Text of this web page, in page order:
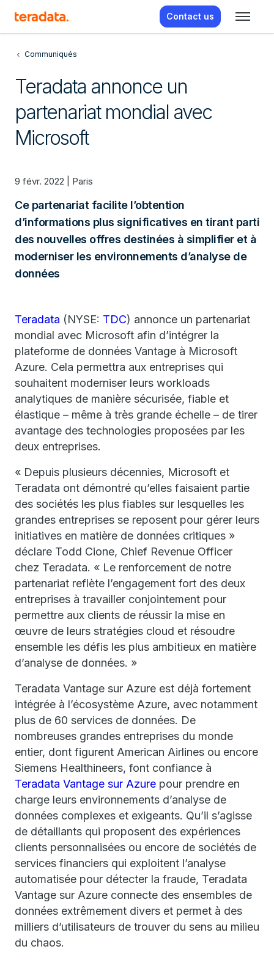
Contact us
Communiqués
Teradata annonce un
partenariat mondial avec
Microsoft
9 févr. 2022 | Paris
Ce partenariat facilite l’obtention
d’informations plus significatives en tirant parti
des nouvelles offres destinées à simplifier et à
moderniser les environnements d’analyse de
données
Teradata (NYSE: TDC) annonce un partenariat
mondial avec Microsoft afin d’intégrer la
plateforme de données Vantage à Microsoft
Azure. Cela permettra aux entreprises qui
souhaitent moderniser leurs workloads
analytiques de manière sécurisée, fiable et
élastique – même à très grande échelle – de tirer
avantage des technologies proposées par les
deux entreprises.
« Depuis plusieurs décennies, Microsoft et
Teradata ont démontré qu’elles faisaient partie
des sociétés les plus fiables sur lesquelles les
grandes entreprises se reposent pour gérer leurs
initiatives en matière de données critiques »
déclare Todd Cione, Chief Revenue Officer
chez Teradata. « Le renforcement de notre
partenariat reflète l’engagement fort des deux
entreprises à travailler conjointement pour
permettre aux clients de réussir la mise en
œuvre de leurs stratégies cloud et résoudre
ensemble les défis les plus ambitieux en matière
d’analyse de données. »
Teradata Vantage sur Azure est déjà fortement
intégrée à l’écosystème Azure, avec notamment
plus de 60 services de données. De
nombreuses grandes entreprises du monde
entier, dont figurent American Airlines ou encore
Siemens Healthineers, font confiance à
Teradata Vantage sur Azure pour prendre en
charge leurs environnements d’analyse de
données complexes et exigeants. Qu’il s’agisse
de détaillants qui proposent des expériences
clients personnalisées ou encore de sociétés de
services financiers qui exploitent l’analyse
automatisée pour détecter la fraude, Teradata
Vantage sur Azure connecte des ensembles de
données extrêmement divers et permet à des
milliers d’utilisateurs de trouver du sens au milieu
du chaos.